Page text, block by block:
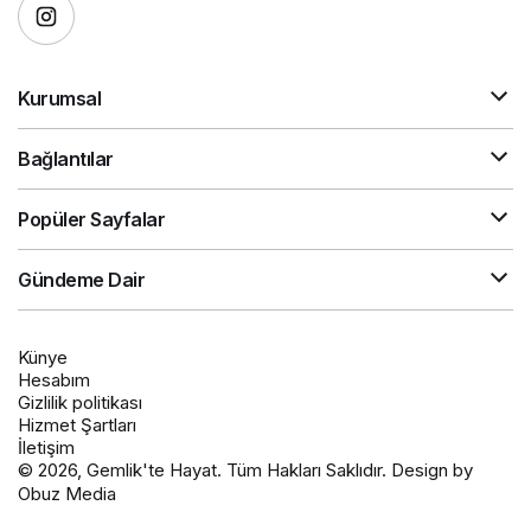
Kurumsal
Bağlantılar
Popüler Sayfalar
Gündeme Dair
Künye
Hesabım
Gizlilik politikası
Hizmet Şartları
İletişim
© 2026, Gemlik'te Hayat. Tüm Hakları Saklıdır. Design by
Obuz Media